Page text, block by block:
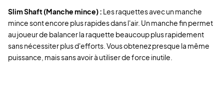
Slim Shaft (Manche mince) : Les raquettes avec un manche
mince sont encore plus rapides dans l'air. Un manche fin permet
au joueur de balancer la raquette beaucoup plus rapidement
sans nécessiter plus d'efforts. Vous obtenez presque la même
puissance, mais sans avoir à utiliser de force inutile.